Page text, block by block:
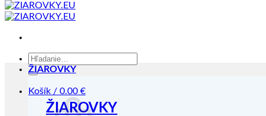
Hľadať:
Košík / 0.00 €
ŽIAROVKY
ŽIAROVKY